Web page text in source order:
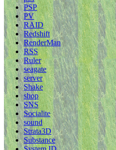
PSP
PV
RAID
Redshift
RenderMan
RSS
Ruler
seagate
server
Shake
shop
SNS
Socialite
sound
Strata3D
Substance